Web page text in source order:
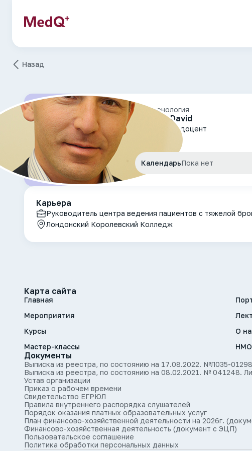
Назад
Пульмонология
Jackson David
Профессор. доцент
КалендарьПока нет
Карьера
Руководитель центра ведения пациентов с тяжелой
Лондонский Королевский Колледж
Карта сайта
Главная
Мероприятия
Курсы
Мастер-классы
О
НМО
Документы
Выписка из реестра, по состоянию на 17.08.2022. №Л035-
Выписка из реестра, по состоянию на 08.02.2021. № 041248.
Устав организации
Приказ о рабочем времени
Свидетельство ЕГРЮЛ
Правила внутреннего распорядка слушателей
Порядок оказания платных образовательных услуг
План финансово-хозяйственной деятельности на 2026г.
Финансово-хозяйственная деятельность (документ с ЭЦП)
Пользовательское соглашение
Политика обработки персональных данных